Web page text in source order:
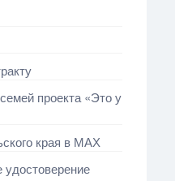
проекта «Это у
края в МАХ